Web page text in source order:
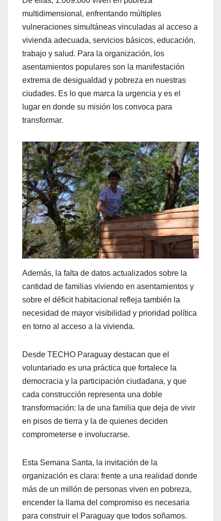
multidimensional, enfrentando múltiples
vulneraciones simultáneas vinculadas al acceso a
vivienda adecuada, servicios básicos, educación,
trabajo y salud. Para la organización, los
asentamientos populares son la manifestación
extrema de desigualdad y pobreza en nuestras
ciudades. Es lo que marca la urgencia y es el
lugar en donde su misión los convoca para
transformar.
Además, la falta de datos actualizados sobre la
cantidad de familias viviendo en asentamientos y
sobre el déficit habitacional refleja también la
necesidad de mayor visibilidad y prioridad política
en torno al acceso a la vivienda.
Desde TECHO Paraguay destacan que el
voluntariado es una práctica que fortalece la
democracia y la participación ciudadana, y que
cada construcción representa una doble
transformación: la de una familia que deja de vivir
en pisos de tierra y la de quienes deciden
comprometerse e involucrarse.
Esta Semana Santa, la invitación de la
organización es clara: frente a una realidad donde
más de un millón de personas viven en pobreza,
encender la llama del compromiso es necesaria
para construir el Paraguay que todos soñamos.